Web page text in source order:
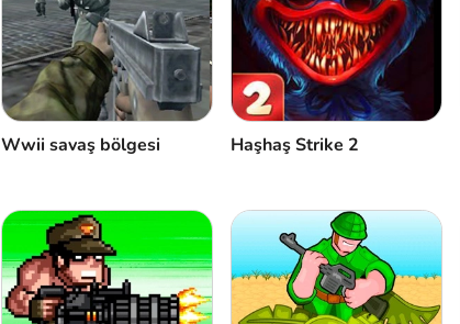
Wwii savaş bölgesi Haşhaş Strike 2